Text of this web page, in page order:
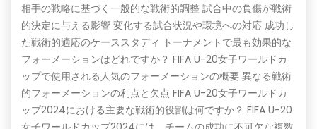
相手の戦略に基づく一般的な戦術的調整 試合中の負傷が戦術
的決定に与える影響 変化する試合状況や環境への対応 成功し
た戦術的適応のケーススタディ トーナメントで最も効果的な
フォーメーションはどれですか？ FIFA U-20女子ワールドカ
ップで使用される人気のフォーメーションの概要 異なる戦術
的フォーメーションの利点と欠点 FIFA U-20女子ワールドカ
ップ2024における主要な戦術的役割は何ですか？ FIFA U-20